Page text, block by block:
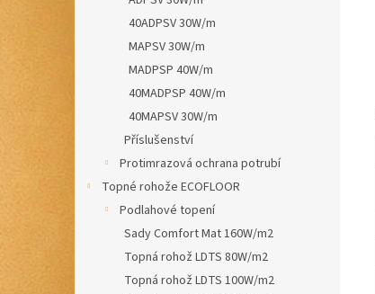
40ADPSV 30W/m
MAPSV 30W/m
MADPSP 40W/m
40MADPSP 40W/m
40MAPSV 30W/m
Příslušenství
Protimrazová ochrana potrubí
Topné rohože ECOFLOOR
Podlahové topení
Sady Comfort Mat 160W/m2
Topná rohož LDTS 80W/m2
Topná rohož LDTS 100W/m2